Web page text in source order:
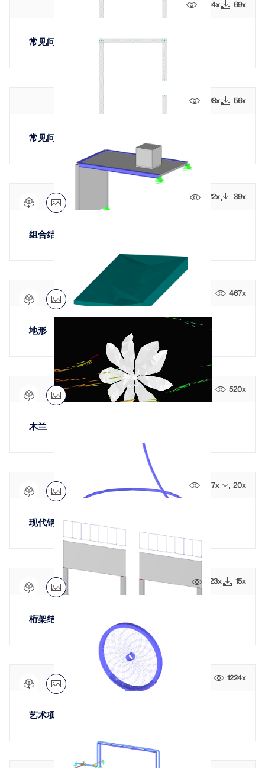
1094x 69x
常见问题解答004998的SHAPE-THIN 8文件
908x 56x
常见问题解答004998的SHAPE-THIN 9文件
822x 39x
组合结构
467x
地形
520x
木兰
777x 20x
现代钢结构
823x 15x
桁架结构
1224x
艺术项目